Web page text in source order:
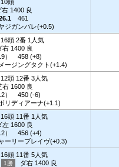
頭
右 1400 良
461
ジガンバレ(+0.5)
頭 2番 1人気
右 1400 良
）
458 (+8)
ージングタクト(+1.4)
頭 12番 3人気
右 1600 良
）
450 (-6)
リディアーナ(+1.1)
頭 11番 1人気
左 1600 良
）
456 (+4)
ーリーブレイヴ(+0.3)
頭 11番 5人気
ダ右 1400 良